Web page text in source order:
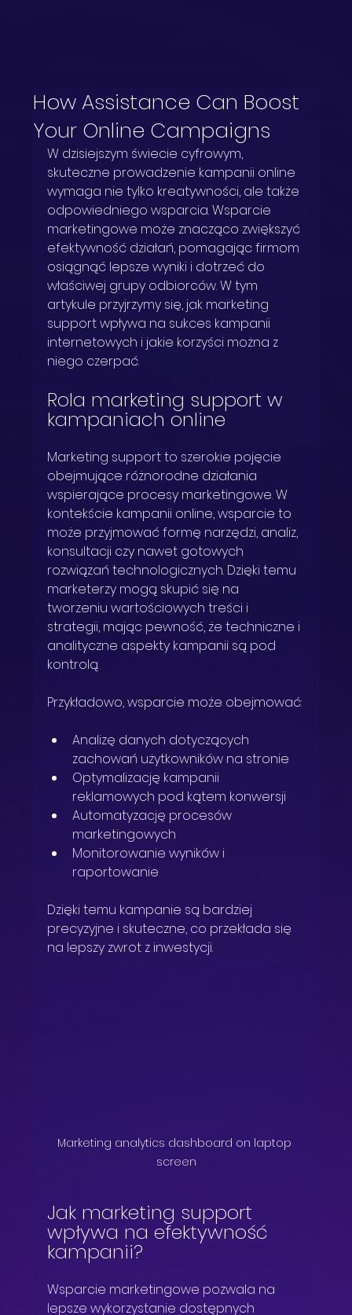
How Assistance Can Boost
Your Online Campaigns
W dzisiejszym świecie cyfrowym,
skuteczne prowadzenie kampanii online
wymaga nie tylko kreatywności, ale także
odpowiedniego wsparcia. Wsparcie
marketingowe może znacząco zwiększyć
efektywność działań, pomagając firmom
osiągnąć lepsze wyniki i dotrzeć do
właściwej grupy odbiorców. W tym
artykule przyjrzymy się, jak marketing
support wpływa na sukces kampanii
internetowych i jakie korzyści można z
niego czerpać.
Rola marketing support w
kampaniach online
Marketing support to szerokie pojęcie
obejmujące różnorodne działania
wspierające procesy marketingowe. W
kontekście kampanii online, wsparcie to
może przyjmować formę narzędzi, analiz,
konsultacji czy nawet gotowych
rozwiązań technologicznych. Dzięki temu
marketerzy mogą skupić się na
tworzeniu wartościowych treści i
strategii, mając pewność, że techniczne i
analityczne aspekty kampanii są pod
kontrolą.
Przykładowo, wsparcie może obejmować:
Analizę danych dotyczących
zachowań użytkowników na stronie
Optymalizację kampanii
reklamowych pod kątem konwersji
Automatyzację procesów
marketingowych
Monitorowanie wyników i
raportowanie
Dzięki temu kampanie są bardziej
precyzyjne i skuteczne, co przekłada się
na lepszy zwrot z inwestycji.
Marketing analytics dashboard on laptop
screen
Jak marketing support
wpływa na efektywność
kampanii?
Wsparcie marketingowe pozwala na
lepsze wykorzystanie dostępnych